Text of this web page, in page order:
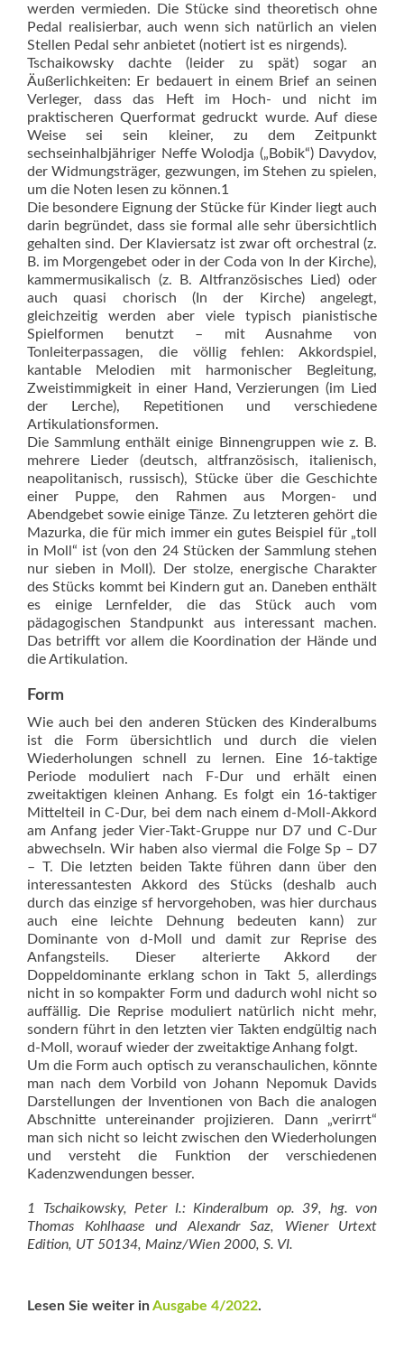
werden vermieden. Die Stücke sind theoretisch ohne
Pedal realisierbar, auch wenn sich natürlich an vielen
Stellen Pedal sehr anbietet (notiert ist es nirgends).
Tschaikowsky dachte (leider zu spät) sogar an
Äußerlichkeiten: Er bedauert in einem Brief an seinen
Verleger, dass das Heft im Hoch- und nicht im
praktischeren Querformat gedruckt wurde. Auf diese
Weise sei sein kleiner, zu dem Zeitpunkt
sechseinhalbjähriger Neffe Wolodja („Bobik“) Davydov,
der Widmungsträger, gezwungen, im Stehen zu spielen,
um die Noten lesen zu können.1
Die besondere Eignung der Stücke für Kinder liegt auch
darin begründet, dass sie formal alle sehr übersichtlich
gehalten sind. Der Klaviersatz ist zwar oft orchestral (z.
B. im Morgengebet oder in der Coda von In der Kirche),
kammermusikalisch (z. B. Altfranzösisches Lied) oder
auch quasi chorisch (In der Kirche) angelegt,
gleichzeitig werden aber viele typisch pianistische
Spielformen benutzt – mit Ausnahme von
Tonleiterpassagen, die völlig fehlen: Akkordspiel,
kantable Melodien mit harmonischer Begleitung,
Zweistimmigkeit in einer Hand, Verzierungen (im Lied
der Lerche), Repetitionen und verschiedene
Artikulationsformen.
Die Sammlung enthält einige Binnengruppen wie z. B.
mehrere Lieder (deutsch, altfranzösisch, italienisch,
neapolitanisch, russisch), Stücke über die Geschichte
einer Puppe, den Rahmen aus Morgen- und
Abendgebet sowie einige Tänze. Zu letzteren gehört die
Mazurka, die für mich immer ein gutes Beispiel für „toll
in Moll“ ist (von den 24 Stücken der Sammlung stehen
nur sieben in Moll). Der stolze, energische Charakter
des Stücks kommt bei Kindern gut an. Daneben enthält
es einige Lernfelder, die das Stück auch vom
pädagogischen Standpunkt aus interessant machen.
Das betrifft vor allem die Koordination der Hände und
die Artikulation.
Form
Wie auch bei den anderen Stücken des Kinderalbums
ist die Form übersichtlich und durch die vielen
Wiederholungen schnell zu lernen. Eine 16-taktige
Periode moduliert nach F-Dur und erhält einen
zweitaktigen kleinen Anhang. Es folgt ein 16-taktiger
Mittelteil in C-Dur, bei dem nach einem d-Moll-Akkord
am Anfang jeder Vier-Takt-Gruppe nur D7 und C-Dur
abwechseln. Wir haben also viermal die Folge Sp – D7
– T. Die letzten beiden Takte führen dann über den
interessantesten Akkord des Stücks (deshalb auch
durch das einzige sf hervorgehoben, was hier durchaus
auch eine leichte Dehnung bedeuten kann) zur
Dominante von d-Moll und damit zur Reprise des
Anfangsteils. Dieser alterierte Akkord der
Doppeldominante erklang schon in Takt 5, allerdings
nicht in so kompakter Form und dadurch wohl nicht so
auffällig. Die Reprise moduliert natürlich nicht mehr,
sondern führt in den letzten vier Takten endgültig nach
d-Moll, worauf wieder der zweitaktige Anhang folgt.
Um die Form auch optisch zu veranschaulichen, könnte
man nach dem Vorbild von Johann Nepomuk Davids
Darstellungen der Inventionen von Bach die analogen
Abschnitte untereinander projizieren. Dann „verirrt“
man sich nicht so leicht zwischen den Wiederholungen
und versteht die Funktion der verschiedenen
Kadenzwendungen besser.
1 Tschaikowsky, Peter I.: Kinderalbum op. 39, hg. von
Thomas Kohlhaase und Alexandr Saz, Wiener Urtext
Edition, UT 50134, Mainz/Wien 2000, S. VI.
Lesen Sie weiter inAusgabe 4/2022.